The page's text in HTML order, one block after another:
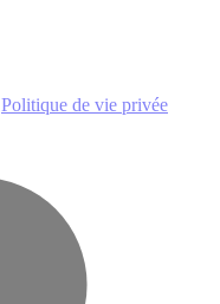
Politique de vie privée